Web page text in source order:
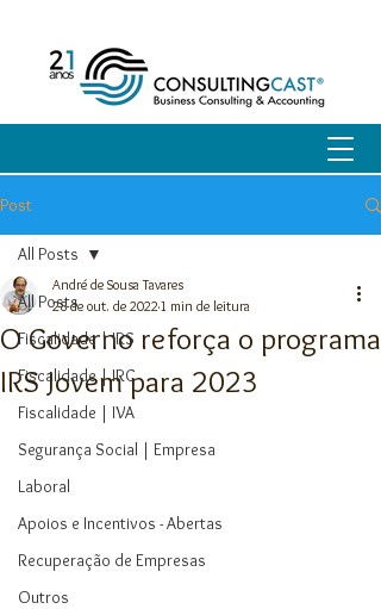
Post
All Posts
Fiscalidade | IRS
Fiscalidade | IRC
Fiscalidade | IVA
Segurança Social | Empresa
Laboral
Apoios e Incentivos - Abertas
Recuperação de Empresas
Outros
All Posts
O Governo reforça o programa
IRS Jovem para 2023
André de Sousa Tavares
28 de out. de 20221 min de leitura